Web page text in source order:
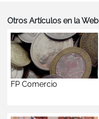
Otros Artículos en la Web
FP Comercio